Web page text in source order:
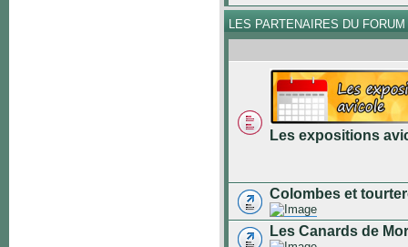
LES PARTENAIRES DU FORUM
Les expositions
Colombes et
Les Canards de